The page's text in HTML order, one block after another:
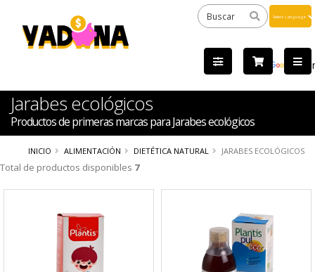
by
Jarabes ecológicos
Productos de primeras marcas para Jarabes ecológicos
INICIO ALIMENTACIÓN DIETÉTICA NATURAL JARABES ECOLÓGICOS
Total de productos disponibles 7